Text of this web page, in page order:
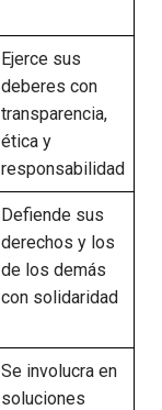
Ejerce sus
deberes con
transparencia,
ética y
responsabilidad
Defiende sus
derechos y los
de los demás
con solidaridad
Se involucra en
soluciones